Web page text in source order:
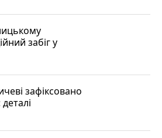
забіг у
зафіксовано